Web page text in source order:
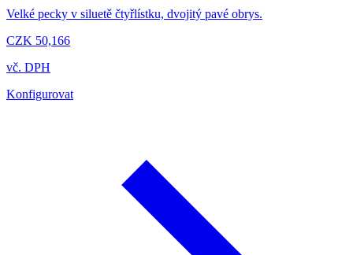
Velké pecky v siluetě čtyřlístku, dvojitý pavé obrys.
CZK 50,166
vč. DPH
Konfigurovat